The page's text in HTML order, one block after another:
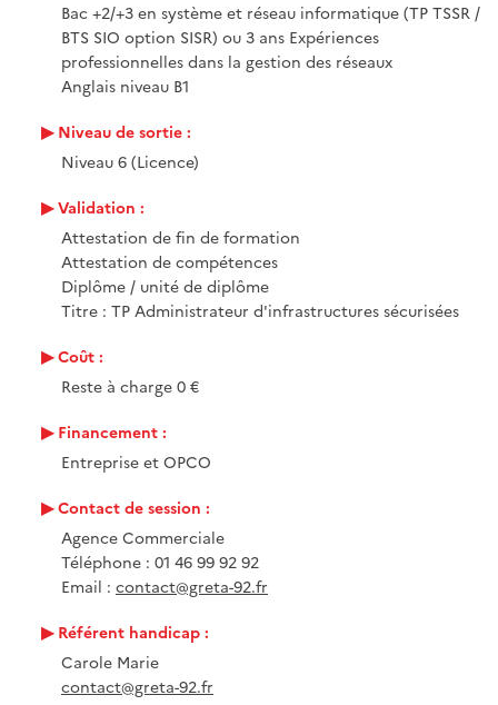
Bac +2/+3 en système et réseau informatique (TP TSSR /
BTS SIO option SISR) ou 3 ans Expériences
professionnelles dans la gestion des réseaux
Anglais niveau B1
Niveau de sortie :
Niveau 6 (Licence)
Validation :
Attestation de fin de formation
Attestation de compétences
Diplôme / unité de diplôme
Titre : TP Administrateur d'infrastructures sécurisées
Coût :
Reste à charge 0 €
Financement :
Entreprise et OPCO
Contact de session :
Agence Commerciale
Téléphone : 01 46 99 92 92
Email : contact@greta-92.fr
Référent handicap :
Carole Marie
contact@greta-92.fr